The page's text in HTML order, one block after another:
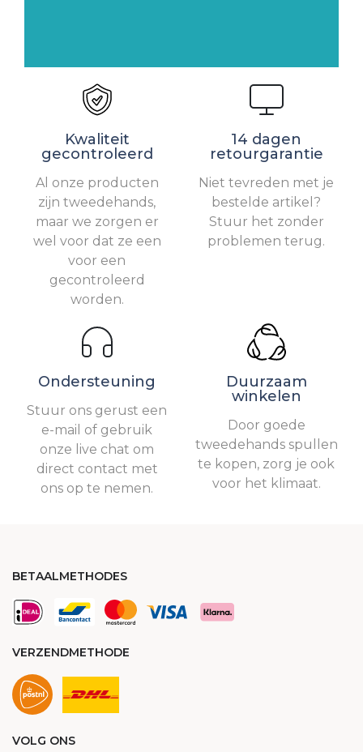
Kwaliteit
gecontroleerd
Al onze producten
zijn tweedehands,
maar we zorgen er
wel voor dat ze een
voor een
gecontroleerd
worden.
14 dagen
retourgarantie
Niet tevreden met je
bestelde artikel?
Stuur het zonder
problemen terug.
Ondersteuning
Stuur ons gerust een
e-mail of gebruik
onze live chat om
direct contact met
ons op te nemen.
Duurzaam
winkelen
Door goede
tweedehands spullen
te kopen, zorg je ook
voor het klimaat.
BETAALMETHODES
VERZENDMETHODE
VOLG ONS